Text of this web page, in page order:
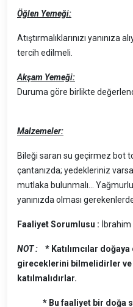
Öğlen Yemeği:
Atıştırmalıklarınızı
tercih edilmeli.
Akşam Yemeği:
Duruma göre birlikte
Malzemeler:
Bileği saran su geçirmez bot
çantanızda; yedekleriniz varsa
mutlaka bulunmalı…
yanınızda olması
Faaliyet Sorumlusu : İbrahim
NOT :
* Katılımcılar doğaya
gireceklerini bilmelidirler
katılmalıdırlar.
* Bu faaliyet bir doğa